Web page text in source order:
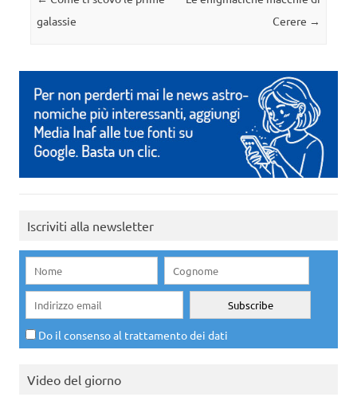
galassie
Cerere →
Iscriviti alla newsletter
Do il consenso al trattamento dei dati
Video del giorno